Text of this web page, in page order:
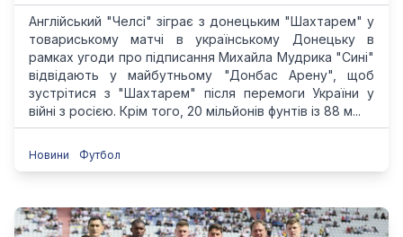
Англійський "Челсі" зіграє з донецьким "Шахтарем" у
товариському матчі в українському Донецьку в
рамках угоди про підписання Михайла Мудрика "Сині"
відвідають у майбутньому "Донбас Арену", щоб
зустрітися з "Шахтарем" після перемоги України у
війні з росією. Крім того, 20 мільйонів фунтів із 88 м...
Новини Футбол